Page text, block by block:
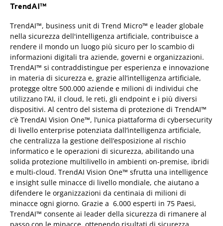
TrendAI™
TrendAI™, business unit di Trend Micro™ e leader globale
nella sicurezza dell'intelligenza artificiale, contribuisce a
rendere il mondo un luogo più sicuro per lo scambio di
informazioni digitali tra aziende, governi e organizzazioni.
TrendAI™ si contraddistingue per esperienza e innovazione
in materia di sicurezza e, grazie all’intelligenza artificiale,
protegge oltre 500.000 aziende e milioni di individui che
utilizzano l’AI, il cloud, le reti, gli endpoint e i più diversi
dispositivi. Al centro del sistema di protezione di TrendAI™
c’è TrendAI Vision One™, l’unica piattaforma di cybersecurity
di livello enterprise potenziata dall’intelligenza artificiale,
che centralizza la gestione dell’esposizione al rischio
informatico e le operazioni di sicurezza, abilitando una
solida protezione multilivello in ambienti on-premise, ibridi
e multi-cloud. TrendAI Vision One™ sfrutta una intelligence
e insight sulle minacce di livello mondiale, che aiutano a
difendere le organizzazioni da centinaia di milioni di
minacce ogni giorno. Grazie a 6.000 esperti in 75 Paesi,
TrendAI™ consente ai leader della sicurezza di rimanere al